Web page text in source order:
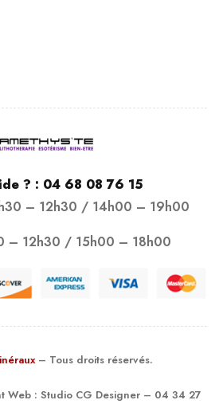
? : 04 68 08 76 15
– 12h30 / 14h00 – 19h00
– 12h30 / 15h00 – 18h00
– Tous droits réservés.
Web : Studio CG Designer– 04 34 27